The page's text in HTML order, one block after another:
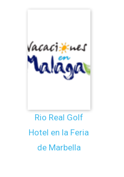
Rio Real Golf
Hotel en la Feria
de Marbella